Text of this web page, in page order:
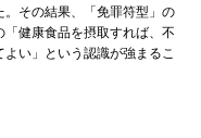
。その結果、「免罪符型」の
健康食品を摂取すれば、不
い」という認識が強まるこ